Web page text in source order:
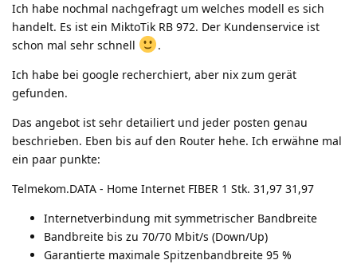
Ich habe nochmal nachgefragt um welches modell es sich
handelt. Es ist ein MiktoTik RB 972. Der Kundenservice ist
schon mal sehr schnell
.
Ich habe bei google recherchiert, aber nix zum gerät
gefunden.
Das angebot ist sehr detailiert und jeder posten genau
beschrieben. Eben bis auf den Router hehe. Ich erwähne mal
ein paar punkte:
Telmekom.DATA - Home Internet FIBER 1 Stk. 31,97 31,97
Internetverbindung mit symmetrischer Bandbreite
Bandbreite bis zu 70/70 Mbit/s (Down/Up)
Garantierte maximale Spitzenbandbreite 95 %